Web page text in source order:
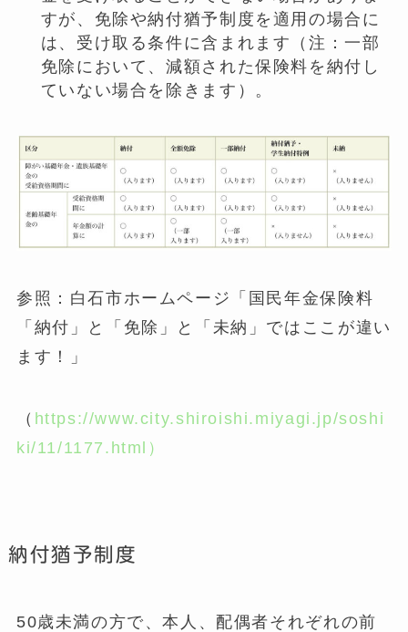
すが、免除や納付猶予制度を適用の場合に
は、受け取る条件に含まれます（注：一部
免除において、減額された保険料を納付し
ていない場合を除きます）。
参照：白石市ホームページ「国民年金保険料
「納付」と「免除」と「未納」ではここが違い
ます！」
（ https://www.city.shiroishi.miyagi.jp/soshi
ki/11/1177.html）
納付猶予制度
50歳未満の方で、本人、配偶者それぞれの前